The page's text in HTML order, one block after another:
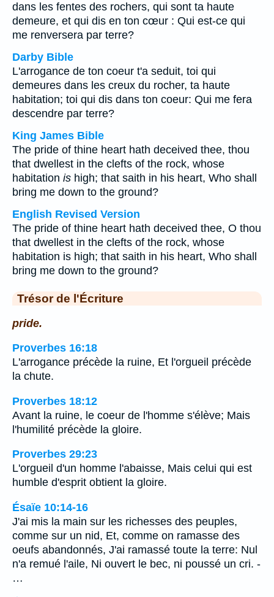
dans les fentes des rochers, qui sont ta haute
demeure, et qui dis en ton cœur : Qui est-ce qui
me renversera par terre?
Darby Bible
L'arrogance de ton coeur t'a seduit, toi qui
demeures dans les creux du rocher, ta haute
habitation; toi qui dis dans ton coeur: Qui me fera
descendre par terre?
King James Bible
The pride of thine heart hath deceived thee, thou
that dwellest in the clefts of the rock, whose
habitation is high; that saith in his heart, Who shall
bring me down to the ground?
English Revised Version
The pride of thine heart hath deceived thee, O thou
that dwellest in the clefts of the rock, whose
habitation is high; that saith in his heart, Who shall
bring me down to the ground?
Trésor de l'Écriture
pride.
Proverbes 16:18
L'arrogance précède la ruine, Et l'orgueil précède
la chute.
Proverbes 18:12
Avant la ruine, le coeur de l'homme s'élève; Mais
l'humilité précède la gloire.
Proverbes 29:23
L'orgueil d'un homme l'abaisse, Mais celui qui est
humble d'esprit obtient la gloire.
Ésaïe 10:14-16
J'ai mis la main sur les richesses des peuples,
comme sur un nid, Et, comme on ramasse des
oeufs abandonnés, J'ai ramassé toute la terre: Nul
n'a remué l'aile, Ni ouvert le bec, ni poussé un cri. -
…